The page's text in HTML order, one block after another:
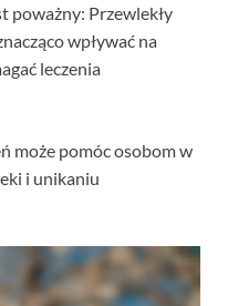
poważny: Przewlekły
wpływać na
leczenia
może pomóc osobom w
i unikaniu